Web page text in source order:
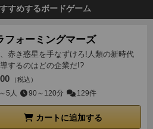
すめするボードゲーム
フォーミングマーズ
赤き惑星を手なずけろ!人類の新時代
するのはどの企業だ!?
（税込）
5人 90～120分 129件
カートに追加する